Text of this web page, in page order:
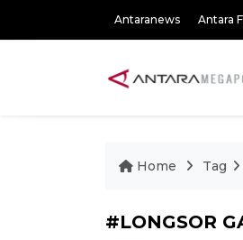
Antaranews Antara
Home Tag
#LONGSOR